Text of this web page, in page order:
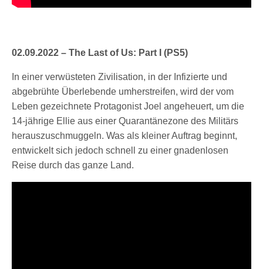
02.09.2022 – The Last of Us: Part I (PS5)
In einer verwüsteten Zivilisation, in der Infizierte und
abgebrühte Überlebende umherstreifen, wird der vom
Leben gezeichnete Protagonist Joel angeheuert, um die
14-jährige Ellie aus einer Quarantänezone des Militärs
herauszuschmuggeln. Was als kleiner Auftrag beginnt,
entwickelt sich jedoch schnell zu einer gnadenlosen
Reise durch das ganze Land.